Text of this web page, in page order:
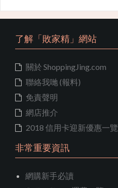
了解「敗家精」網站
關於 ShoppingJing.com
聯絡我哋 (報料)
免責聲明
網店推介
2018 信用卡迎新優惠一覽
非常重要資訊
網購新手必讀